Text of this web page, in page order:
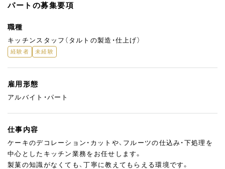
パートの募集要項
職種
キッチンスタッフ（タルトの製造・仕上げ）
経験者 未経験
雇用形態
アルバイト・パート
仕事内容
ケーキのデコレーション・カットや、フルーツの仕込み・下処理を
中心としたキッチン業務をお任せします。
製菓の知識がなくても、丁寧に教えてもらえる環境です。